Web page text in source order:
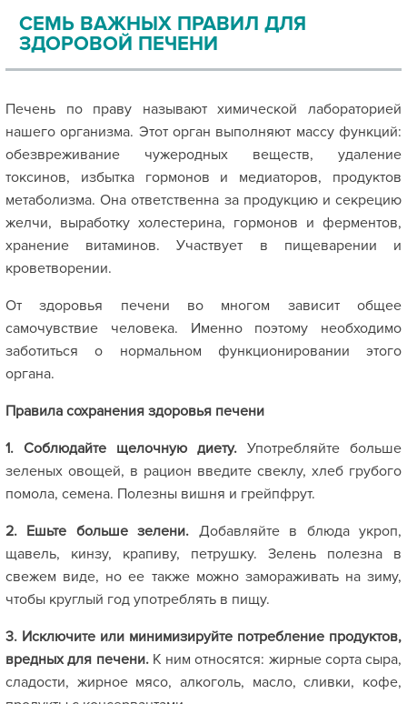
СЕМЬ ВАЖНЫХ ПРАВИЛ ДЛЯ
ЗДОРОВОЙ ПЕЧЕНИ
Печень по праву называют химической лабораторией
нашего организма. Этот орган выполняют массу функций:
обезвреживание чужеродных веществ, удаление
токсинов, избытка гормонов и медиаторов, продуктов
метаболизма. Она ответственна за продукцию и секрецию
желчи, выработку холестерина, гормонов и ферментов,
хранение витаминов. Участвует в пищеварении и
кроветворении.
От здоровья печени во многом зависит общее
самочувствие человека. Именно поэтому необходимо
заботиться о нормальном функционировании этого
органа.
Правила сохранения здоровья печени
1. Соблюдайте щелочную диету. Употребляйте больше
зеленых овощей, в рацион введите свеклу, хлеб грубого
помола, семена. Полезны вишня и грейпфрут.
2. Ешьте больше зелени. Добавляйте в блюда укроп,
щавель, кинзу, крапиву, петрушку. Зелень полезна в
свежем виде, но ее также можно замораживать на зиму,
чтобы круглый год употреблять в пищу.
3. Исключите или минимизируйте потребление продуктов,
вредных для печени.К ним относятся: жирные сорта сыра,
сладости, жирное мясо, алкоголь, масло, сливки, кофе,